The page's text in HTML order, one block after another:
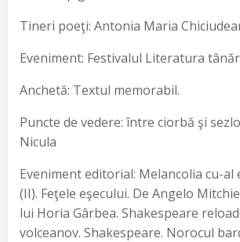
Tineri poeţi: Antonia Maria
Eveniment: Festivalul Literatura
Anchetă: Textul memorabil.
Puncte de vedere: între ciorbă şi
Nicula
Eveniment editorial: Melancolia cu-al
(II). Feţele eşecului. De Angelo
lui Horia Gârbea. Shakespeare
volceanov. Shakespeare. Norocul